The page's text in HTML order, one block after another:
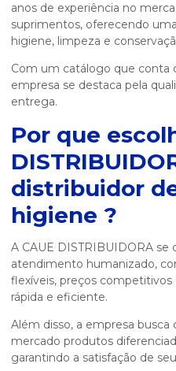
anos de experiência no
suprimentos, oferecendo
higiene, limpeza e
Com um catálogo que conta
empresa se destaca pela
entrega.
Por que
distribuidor
higiene ?
A CAUE DISTRIBUIDORA
atendimento humanizado,
flexíveis, preços
rápida e eficiente.
Além disso, a empresa
mercado produtos
garantindo a satisfação de